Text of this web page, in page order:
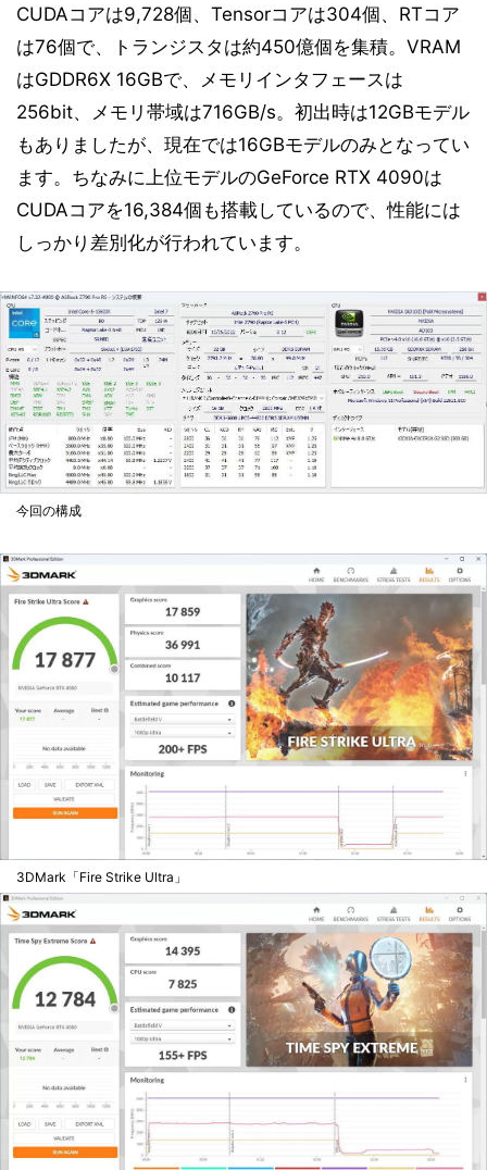
CUDAコアは9,728個、Tensorコアは304個、RTコア
は76個で、トランジスタは約450億個を集積。VRAM
はGDDR6X 16GBで、メモリインタフェースは
256bit、メモリ帯域は716GB/s。初出時は12GBモデル
もありましたが、現在では16GBモデルのみとなってい
ます。ちなみに上位モデルのGeForce RTX 4090は
CUDAコアを16,384個も搭載しているので、性能には
しっかり差別化が行われています。
今回の構成
3DMark「Fire Strike Ultra」